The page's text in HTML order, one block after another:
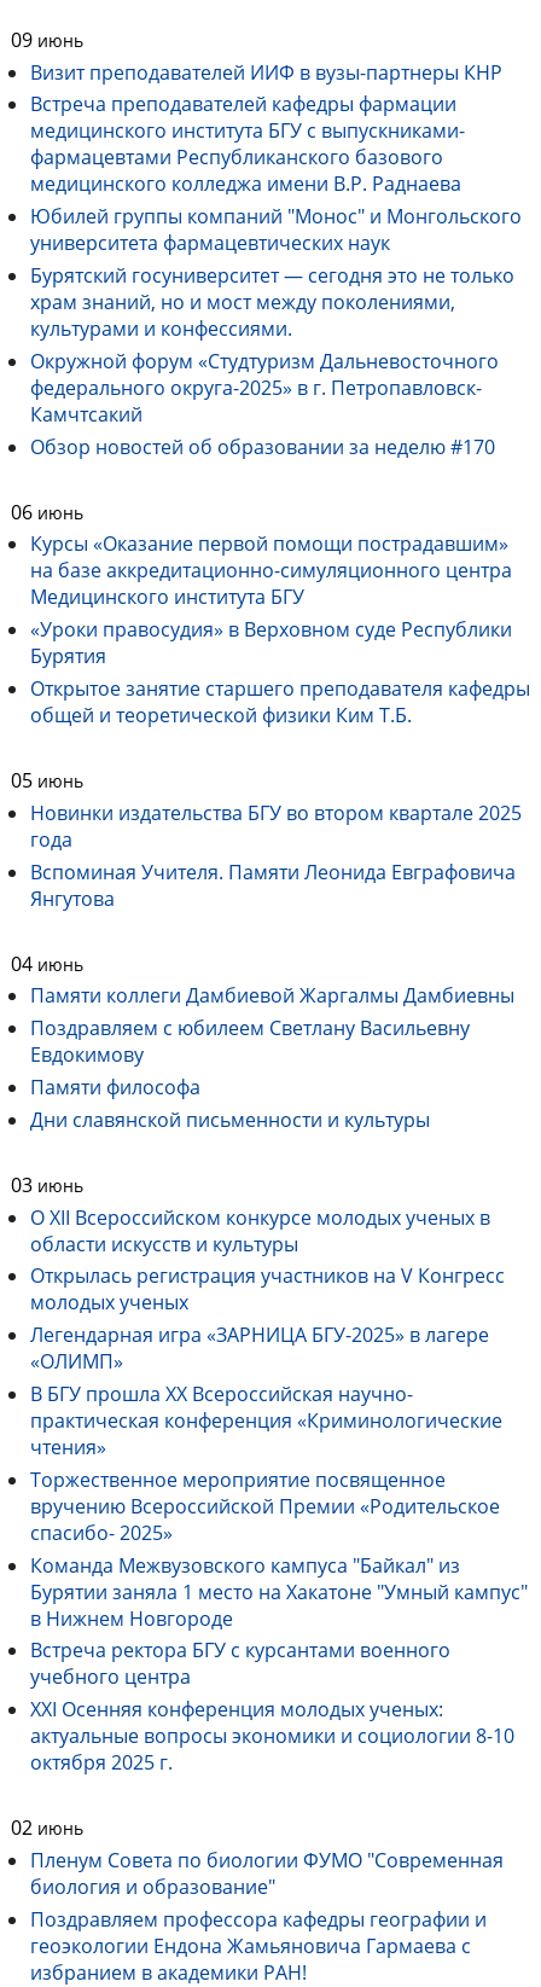
09 июнь
Визит преподавателей ИИФ в вузы-партнеры КНР
Встреча преподавателей кафедры фармации
медицинского института БГУ с выпускниками-
фармацевтами Республиканского базового
медицинского колледжа имени В.Р. Раднаева
Юбилей группы компаний "Монос" и Монгольского
университета фармацевтических наук
Бурятский госуниверситет — сегодня это не только
храм знаний, но и мост между поколениями,
культурами и конфессиями.
Окружной форум «Студтуризм Дальневосточного
федерального округа-2025» в г. Петропавловск-
Камчтсакий
Обзор новостей об образовании за неделю #170
06 июнь
Курсы «Оказание первой помощи пострадавшим»
на базе аккредитационно-симуляционного центра
Медицинского института БГУ
«Уроки правосудия» в Верховном суде Республики
Бурятия
Открытое занятие старшего преподавателя кафедры
общей и теоретической физики Ким Т.Б.
05 июнь
Новинки издательства БГУ во втором квартале 2025
года
Вспоминая Учителя. Памяти Леонида Евграфовича
Янгутова
04 июнь
Памяти коллеги Дамбиевой Жаргалмы Дамбиевны
Поздравляем с юбилеем Светлану Васильевну
Евдокимову
Памяти философа
Дни славянской письменности и культуры
03 июнь
О XII Всероссийском конкурсе молодых ученых в
области искусств и культуры
Открылась регистрация участников на V Конгресс
молодых ученых
Легендарная игра «ЗАРНИЦА БГУ-2025» в лагере
«ОЛИМП»
В БГУ прошла ХХ Всероссийская научно-
практическая конференция «Криминологические
чтения»
Торжественное мероприятие посвященное
вручению Всероссийской Премии «Родительское
спасибо- 2025»
Команда Межвузовского кампуса "Байкал" из
Бурятии заняла 1 место на Хакатоне "Умный кампус"
в Нижнем Новгороде
Встреча ректора БГУ с курсантами военного
учебного центра
XXI Осенняя конференция молодых ученых:
актуальные вопросы экономики и социологии 8-10
октября 2025 г.
02 июнь
Пленум Совета по биологии ФУМО "Современная
биология и образование"
Поздравляем профессора кафедры географии и
геоэкологии Ендона Жамьяновича Гармаева с
избранием в академики РАН!